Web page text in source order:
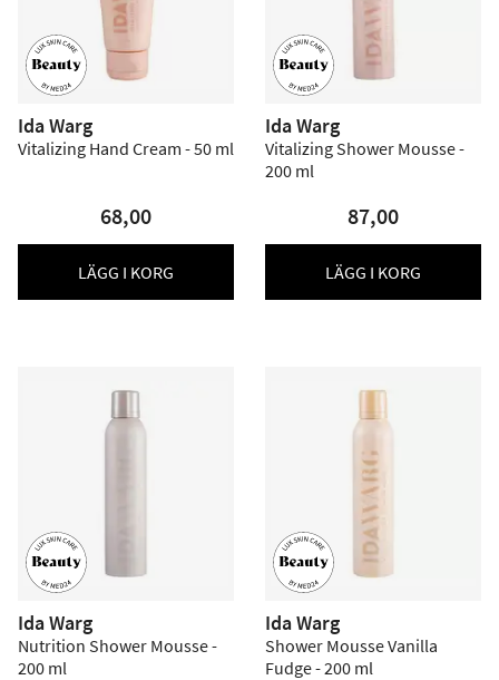
Ida Warg
Vitalizing Hand Cream - 50 ml
68,00
LÄGG I KORG
Ida Warg
Vitalizing Shower Mousse -
200 ml
87,00
LÄGG I KORG
Ida Warg
Nutrition Shower Mousse -
200 ml
Ida Warg
Shower Mousse Vanilla
Fudge - 200 ml